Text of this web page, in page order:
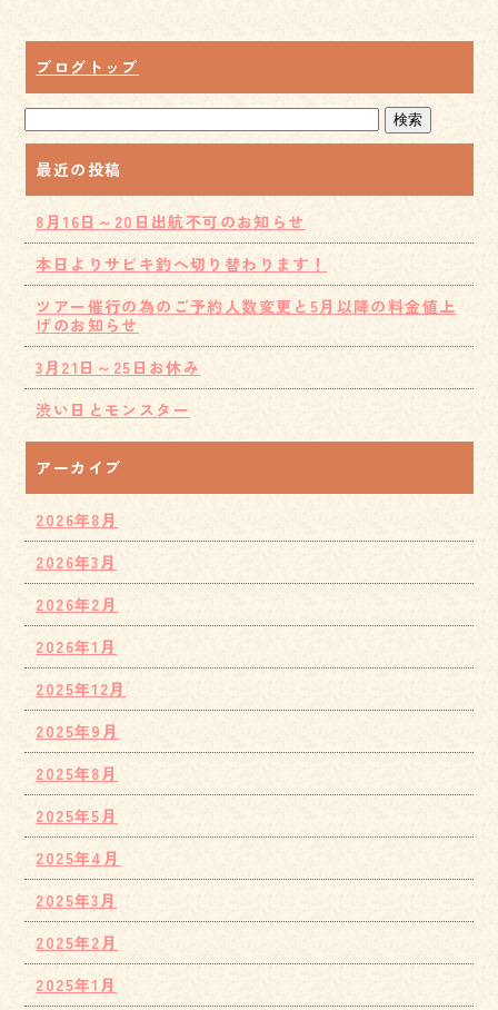
ブログトップ
最近の投稿
8月16日～20日出航不可のお知らせ
本日よりサビキ釣へ切り替わります！
ツアー催行の為のご予約人数変更と5月以降の料金値上
げのお知らせ
3月21日～25日お休み
渋い日とモンスター
アーカイブ
2026年8月
2026年3月
2026年2月
2026年1月
2025年12月
2025年9月
2025年8月
2025年5月
2025年4月
2025年3月
2025年2月
2025年1月